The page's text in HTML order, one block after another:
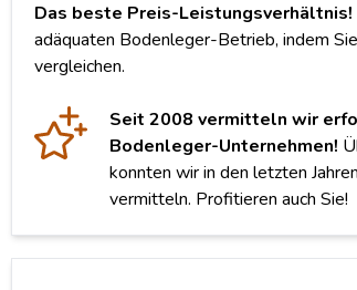
Das beste Preis-Leistungsverhältnis!
adäquaten Bodenleger-Betrieb, indem
vergleichen.
Seit 2008 vermitteln wir
Bodenleger-Unternehmen!
konnten wir in den letzten
vermitteln. Profitieren auch Sie!